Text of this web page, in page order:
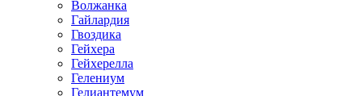
Волжанка
Гайлардия
Гвоздика
Гейхера
Гейхерелла
Гелениум
Гелиантемум